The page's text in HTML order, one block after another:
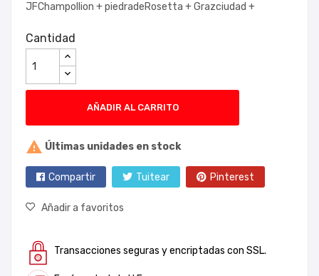
JFChampollion +piedradeRosetta +Grazciudad +
Cantidad
AÑADIR AL CARRITO
 Últimas unidades en stock
Compartir Tuitear Pinterest
Añadir a favoritos
Transacciones seguras y encriptadas con SSL.